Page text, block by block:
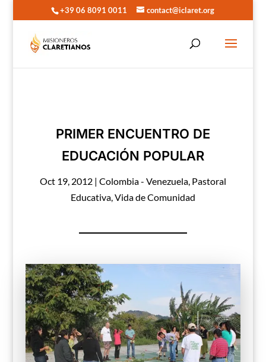
+39 06 8091 0011 contact@iclaret.org
PRIMER ENCUENTRO DE
EDUCACIÓN POPULAR
Oct 19, 2012| Colombia - Venezuela, Pastoral
Educativa,Vida de Comunidad